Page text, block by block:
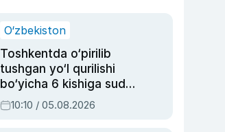
O‘zbekiston
Toshkentda o‘pirilib
tushgan yo‘l qurilishi
bo‘yicha 6 kishiga sud
hukmi o‘qildi
10:10 / 05.08.2026